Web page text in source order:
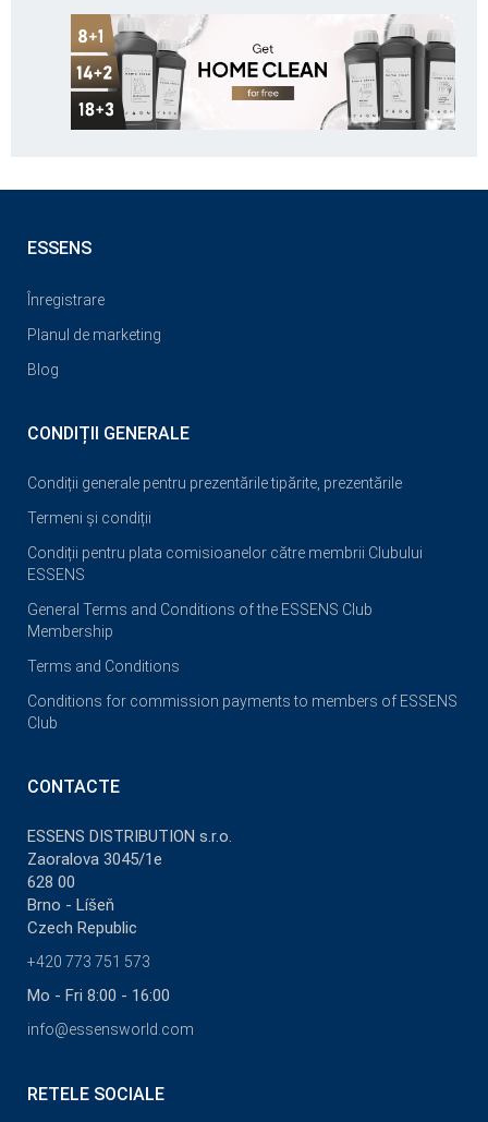
ESSENS
Înregistrare
Planul de marketing
Blog
CONDIȚII GENERALE
Condiții generale pentru prezentările tipărite, prezentările
Termeni și condiții
Condiții pentru plata comisioanelor către membrii Clubului
ESSENS
General Terms and Conditions of the ESSENS Club
Membership
Terms and Conditions
Conditions for commission payments to members of ESSENS
Club
CONTACTE
ESSENS DISTRIBUTION s.r.o.
Zaoralova 3045/1e
628 00
Brno - Líšeň
Czech Republic
+420 773 751 573
Mo - Fri 8:00 - 16:00
info@essensworld.com
RETELE SOCIALE